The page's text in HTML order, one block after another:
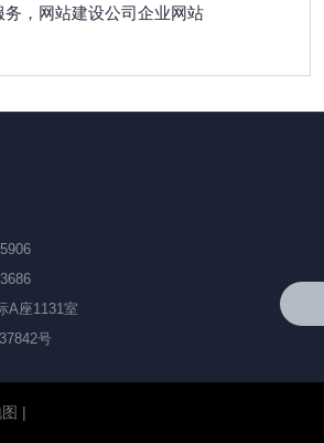
，网站建设公司企业网站
A座1131室
号
|